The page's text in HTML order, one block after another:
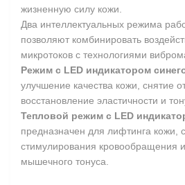
жизненную силу кожи.
Два интеллектуальных режима
позволяют комбинировать
микротоков с технологиями
Режим с LED индикатором
улучшение качества кожи, снятие
восстановление эластичности и
Тепловой режим с LED
предназначен для лифтинга кожи,
стимулирования кровообращения
мышечного тонуса.